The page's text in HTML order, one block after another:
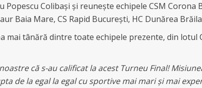
Colibași și reunește echipele CSM Corona
Baia Mare, CS Rapid București, HC Dunărea
mai tânără dintre toate echipele prezente, din
că s-au calificat la acest Turneu Final!
de la egal la egal cu sportive mai mari și mai